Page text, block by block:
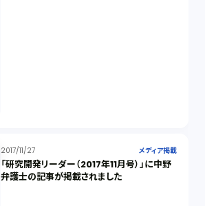
2017/11/27 メディア掲載
「研究開発リーダー（2017年11月号）」に中野
弁護士の記事が掲載されました